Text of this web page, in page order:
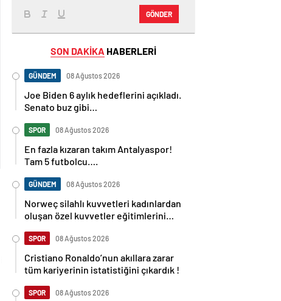
GÖNDER
SON DAKİKA HABERLERİ
GÜNDEM 08 Ağustos 2026
Joe Biden 6 aylık hedeflerini açıkladı.
Senato buz gibi…
SPOR 08 Ağustos 2026
En fazla kızaran takım Antalyaspor!
Tam 5 futbolcu….
GÜNDEM 08 Ağustos 2026
Norweç silahlı kuvvetleri kadınlardan
oluşan özel kuvvetler eğitimlerini
SPOR 08 Ağustos 2026
Cristiano Ronaldo’nun akıllara zarar
tüm kariyerinin istatistiğini çıkardık !
SPOR 08 Ağustos 2026